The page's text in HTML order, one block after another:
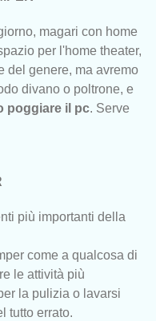
magari con home
per l'home theater,
del genere, ma avremo
divano o poltrone, e
poggiare il pc. Serve
più importanti della
come a qualcosa di
le attività più
la pulizia o lavarsi
tutto errato.